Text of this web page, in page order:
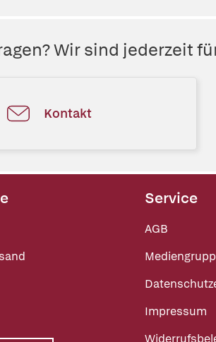
Wir sind jederzeit
Kontakt
Service
AGB
Impressum